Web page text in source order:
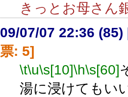
きっとお母さん
09/07/07 22:36 (85)
票: 5]
\t\u\s[10]\h\s[60]
湯に浸けてもい